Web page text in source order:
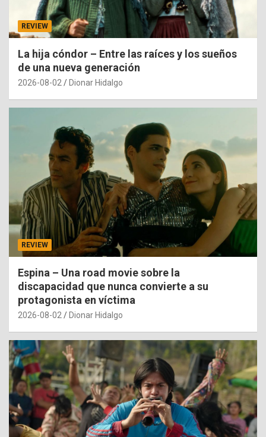
REVIEW
La hija cóndor – Entre las raíces y los sueños
de una nueva generación
2026-08-02 Dionar Hidalgo
REVIEW
Espina – Una road movie sobre la
discapacidad que nunca convierte a su
protagonista en víctima
2026-08-02 Dionar Hidalgo